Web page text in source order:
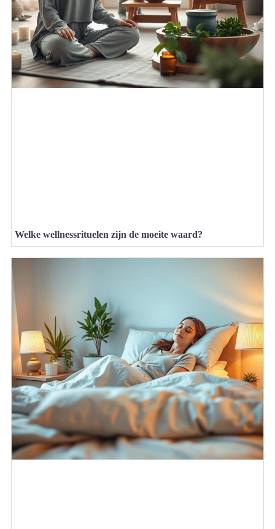
Welke wellnessrituelen zijn de moeite waard?